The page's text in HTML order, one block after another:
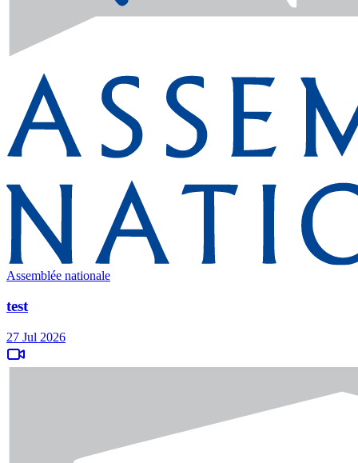
Assemblée nationale
test
27 Jul 2026